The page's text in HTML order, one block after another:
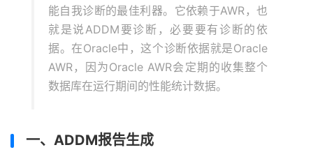
能自我诊断的最佳利器。它依赖于AWR，也
就是说ADDM要诊断，必要要有诊断的依
据。在Oracle中，这个诊断依据就是Oracle
AWR，因为Oracle AWR会定期的收集整个
数据库在运行期间的性能统计数据。
一、ADDM报告生成